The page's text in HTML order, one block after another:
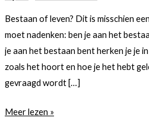
Bestaan of leven? Dit is misschien
moet nadenken: ben je aan het
je aan het bestaan bent herken je je
zoals het hoort en hoe je het hebt
gevraagd wordt […]
Bestaan
Meer lezen »